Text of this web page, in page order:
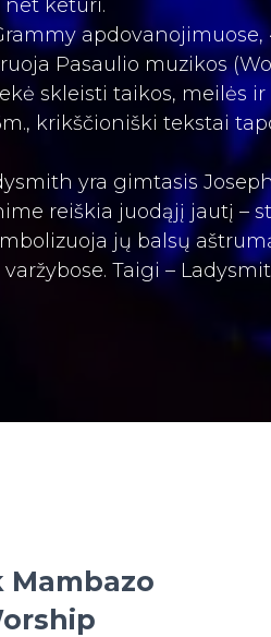
net keturi.
apdovanojimuose,
Pasaulio muzikos
skleisti taikos, meilės
krikščioniški tekstai
yra gimtasis
reiškia juodąjį jautį –
jų balsų
Taigi –
Mambazo